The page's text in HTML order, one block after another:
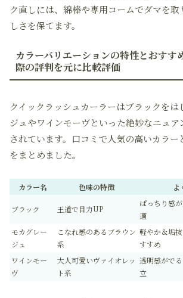
ク直しには、綿棒や専用コームでダマを
しさを保てます。
カラーバリエーションの特性とおすす
際の評判を元に比較評価
クイックラッシュカーラーはブラックをは
ジュやワインモーヴといった絶妙なニュア
されています。口コミで人気の高いカラー
をまとめました。
カラー名 色味の特徴 よ
ブラック 王道で目力UP
ぱっちり感
適
モカグレー
ジュ
こなれ感のあるブラウン
系
軽やか＆垢
すすめ
ワインモー
ヴ
大人可愛いヴァイオレッ
ト系
透明感がで
立